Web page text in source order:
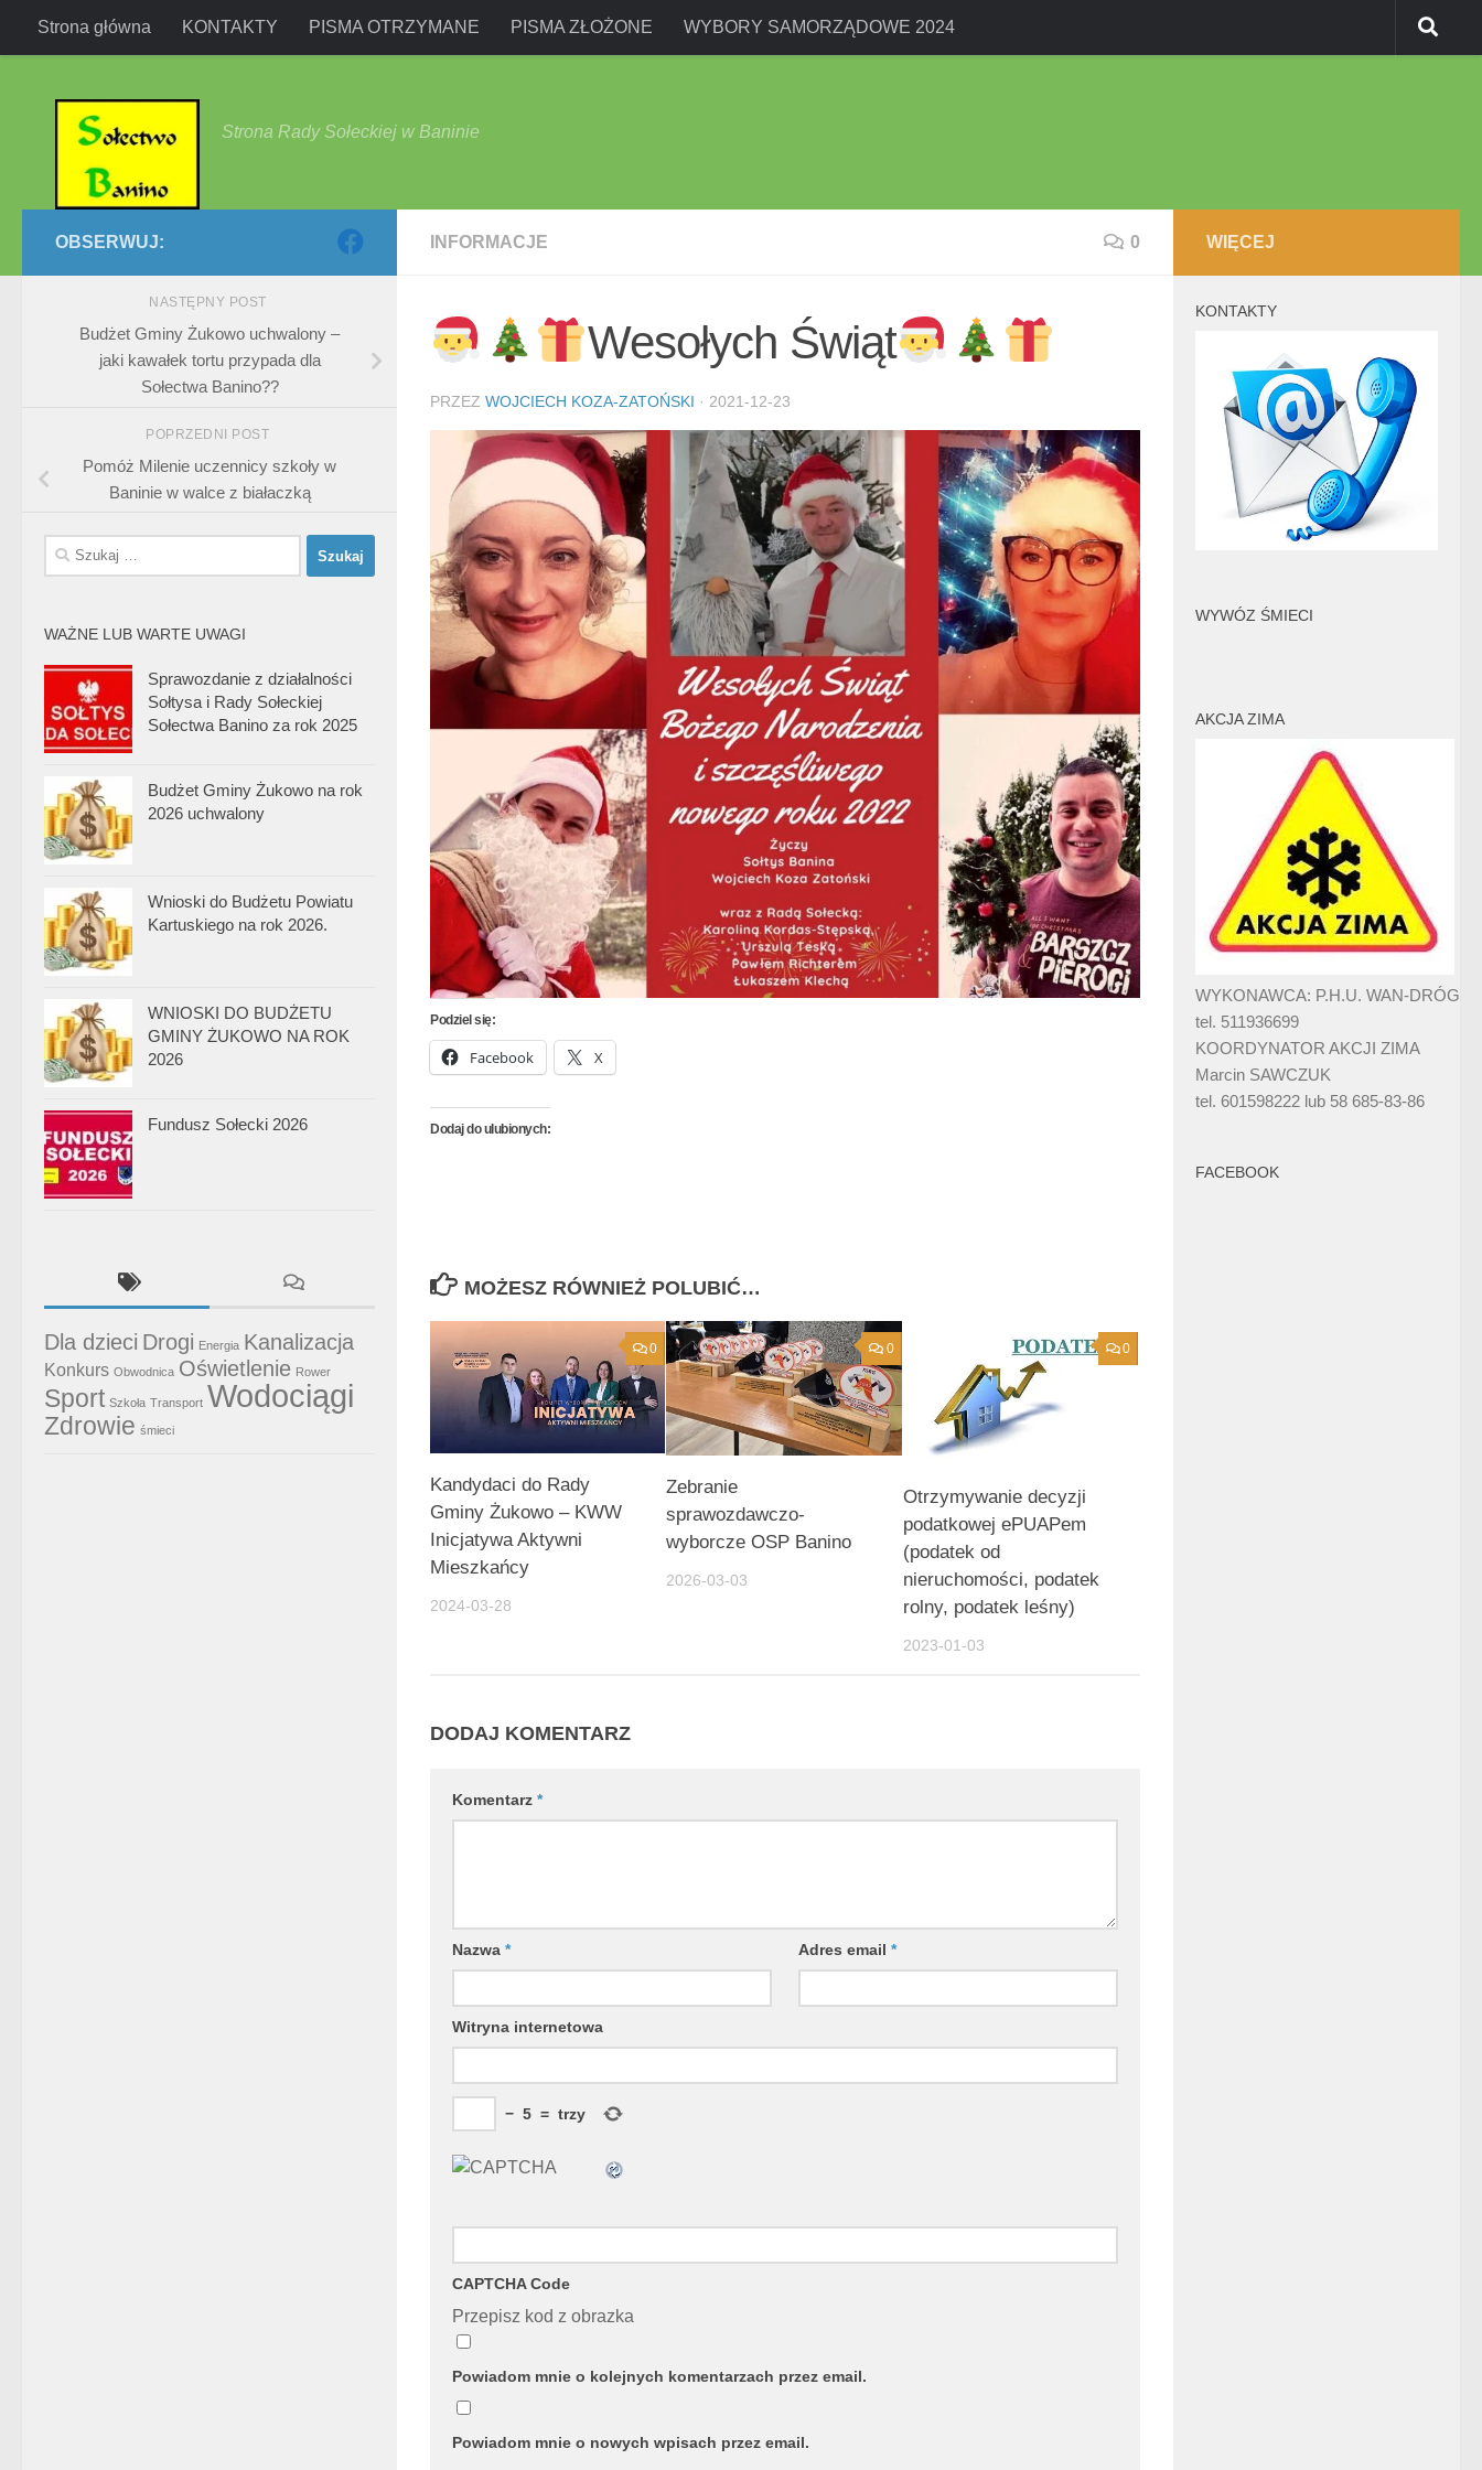
Przejdź do treści
Strona główna KONTAKTY PISMA OTRZYMANE PISMA ZŁOŻONE WYBORY SAMORZĄDOWE 2024
Strona Rady Sołeckiej w Baninie
INFORMACJE 0
Wesołych Świąt
PRZEZ WOJCIECH KOZA-ZATOŃSKI · 2021-12-23
Podziel się:
Facebook X
Dodaj do ulubionych:
MOŻESZ RÓWNIEŻ POLUBIĆ…
0
Kandydaci do Rady
Gminy Żukowo – KWW
Inicjatywa Aktywni
Mieszkańcy
2024-03-28
0
Zebranie
sprawozdawczo-
wyborcze OSP Banino
2026-03-03
0
Otrzymywanie decyzji
podatkowej ePUAPem
(podatek od
nieruchomości, podatek
rolny, podatek leśny)
2023-01-03
DODAJ KOMENTARZ
Komentarz *
Nazwa * Adres email*
Witryna internetowa
− 5 = trzy
CAPTCHA Code
Przepisz kod z obrazka
Powiadom mnie o kolejnych komentarzach przez email.
Powiadom mnie o nowych wpisach przez email.
OBSERWUJ:
NASTĘPNY POST
Budżet Gminy Żukowo uchwalony –
jaki kawałek tortu przypada dla
Sołectwa Banino??
POPRZEDNI POST
Pomóż Milenie uczennicy szkoły w
Baninie w walce z białaczką
Szukaj:
WAŻNE LUB WARTE UWAGI
Sprawozdanie z działalności
Sołtysa i Rady Sołeckiej
Sołectwa Banino za rok 2025
Budżet Gminy Żukowo na rok
2026 uchwalony
Wnioski do Budżetu Powiatu
Kartuskiego na rok 2026.
WNIOSKI DO BUDŻETU
GMINY ŻUKOWO NA ROK
2026
Fundusz Sołecki 2026
Dla dzieci Drogi Energia Kanalizacja
Konkurs Obwodnica Oświetlenie Rower
Sport Szkoła Transport Wodociągi
Zdrowie śmieci
WIĘCEJ
KONTAKTY
WYWÓZ ŚMIECI
AKCJA ZIMA
WYKONAWCA: P.H.U. WAN-DRÓG
tel. 511936699
KOORDYNATOR AKCJI ZIMA
Marcin SAWCZUK
tel. 601598222 lub 58 685-83-86
FACEBOOK